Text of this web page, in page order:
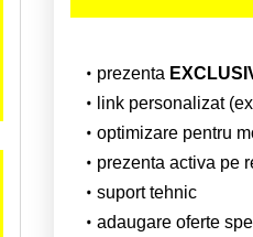
prezenta
link personalizat
optimizare pentru
prezenta activa pe
suport tehnic
adaugare oferte